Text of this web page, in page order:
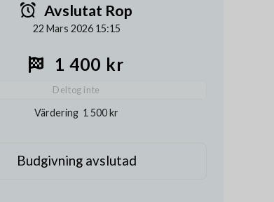
Avslutat Rop
22 Mars 2026 15:15
1 400 kr
Deltog inte
Värdering 1 500 kr
Budgivning avslutad